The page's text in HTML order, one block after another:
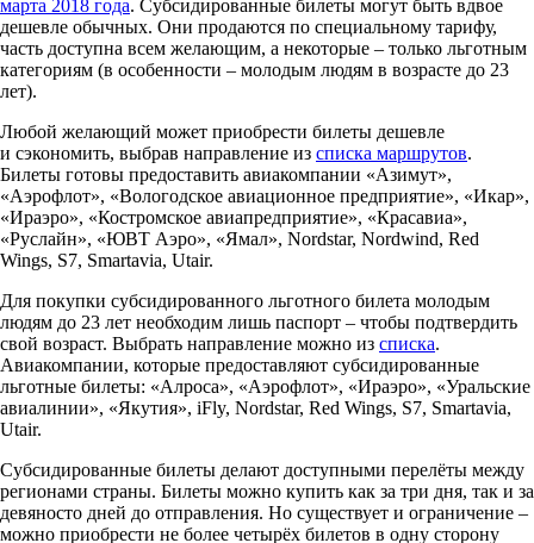
марта 2018 года. Субсидированные билеты могут быть вдвое
дешевле обычных. Они продаются по специальному тарифу,
часть доступна всем желающим, а некоторые – только льготным
категориям (в особенности – молодым людям в возрасте до 23
лет).
Любой желающий может приобрести билеты дешевле
и сэкономить, выбрав направление из списка маршрутов.
Билеты готовы предоставить авиакомпании «Азимут»,
«Аэрофлот», «Вологодское авиационное предприятие», «Икар»,
«Ираэро», «Костромское авиапредприятие», «Красавиа»,
«Руслайн», «ЮВТ Аэро», «Ямал», Nordstar, Nordwind, Red
Wings, S7, Smartavia, Utair.
Для покупки субсидированного льготного билета молодым
людям до 23 лет необходим лишь паспорт – чтобы подтвердить
свой возраст. Выбрать направление можно из списка.
Авиакомпании, которые предоставляют субсидированные
льготные билеты: «Алроса», «Аэрофлот», «Ираэро», «Уральские
авиалинии», «Якутия», iFly, Nordstar, Red Wings, S7, Smartavia,
Utair.
Субсидированные билеты делают доступными перелёты между
регионами страны. Билеты можно купить как за три дня, так и за
девяносто дней до отправления. Но существует и ограничение –
можно приобрести не более четырёх билетов в одну сторону